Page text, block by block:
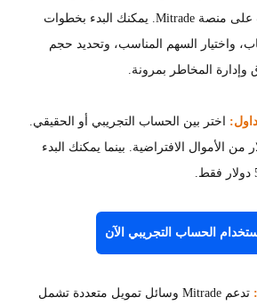
استخدام عقود الفروقات على منصة Mitrade. يمكنك البدء بخطوات
واختيار السهم المناسب، وتحديد حجم
وإدارة المخاطر بمرونة.
اختر بين الحساب التجريبي أو الحقيقي.
50 ألف دولار من الأموال الافتراضية. بينما يمكنك البدء
الحساب التجريبي الآن
تدعم Mitrade وسائل تمويل متعددة تشمل